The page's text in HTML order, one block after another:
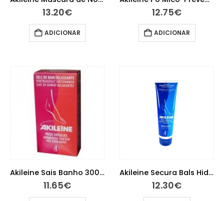
13.20€
ADICIONAR
12.75€
ADICIONAR
Akileine Sais Banho 300 g
11.65€
Akileine Secura Bals Hidra Defesa 125ml
12.30€